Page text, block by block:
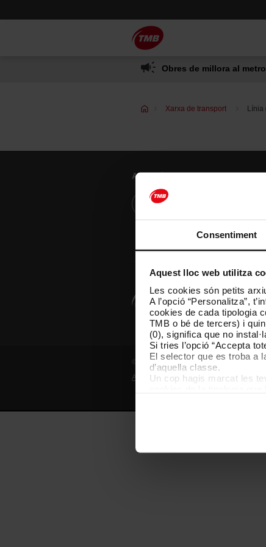
Consentiment
Aquest lloc web utilitza
Les cookies són petits
A l’opció “Personalitza”,
cookies de cada tipologia
TMB o bé de tercers) i
(0), significa que no
Si tries l’opció “Accepta
El selector que es troba a
d’aquella classe.
Un cop hagis marcat les
perquè permeten
començar a navegar-hi.
al
contingut
Obres de millora al
Xarxa de transport Línia
Atenció al client
Resol els teus dubtes
© Grup TMB - Tots els drets reservats
Avís legal
Política de privadesa